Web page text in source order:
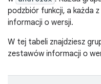
podzbiór funkcji, a każda
informacji o wersji.
W tej tabeli znajdziesz
zestawów informacji o